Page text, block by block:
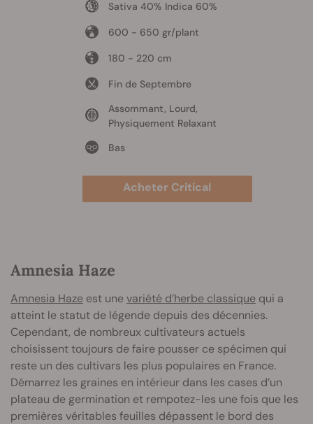
Sativa 40% Indica 60%
600 - 650 gr/plant
180 - 220 cm
Fin de Septembre
Assommant, Lourd,
Physiquement Relaxant
Bas
Acheter Critical
Amnesia Haze
Amnesia Haze est unevariété d’herbe classique qui a
atteint le statut de légende depuis des décennies.
Cependant, de nombreux cultivateurs actuels
choisissent toujours de faire pousser ce spécimen qui
reste un des cultivars les plus populaires en France.
Démarrez les graines en intérieur dans les cases d’un
plateau de germination et rempotez-les une fois que les
premières véritables feuilles dépassent le bord des